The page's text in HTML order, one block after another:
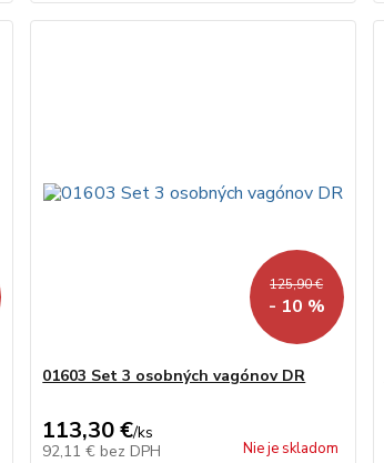
125,90 €
- 10 %
01603 Set 3 osobných vagónov DR
113,30 €/ks
92,11 € bez DPH Nie je skladom